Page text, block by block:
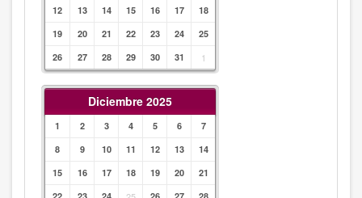
12
13 14 15 16 17
18
19
20 21 22 23 24
25
26
27 28 29 30 31 1
Diciembre 2025
1 2 3 4 5 6
7
8
9 10 11 12 13
14
15
16 17 18 19 20
21